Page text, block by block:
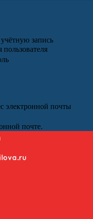
запись
электронной почты
почте.